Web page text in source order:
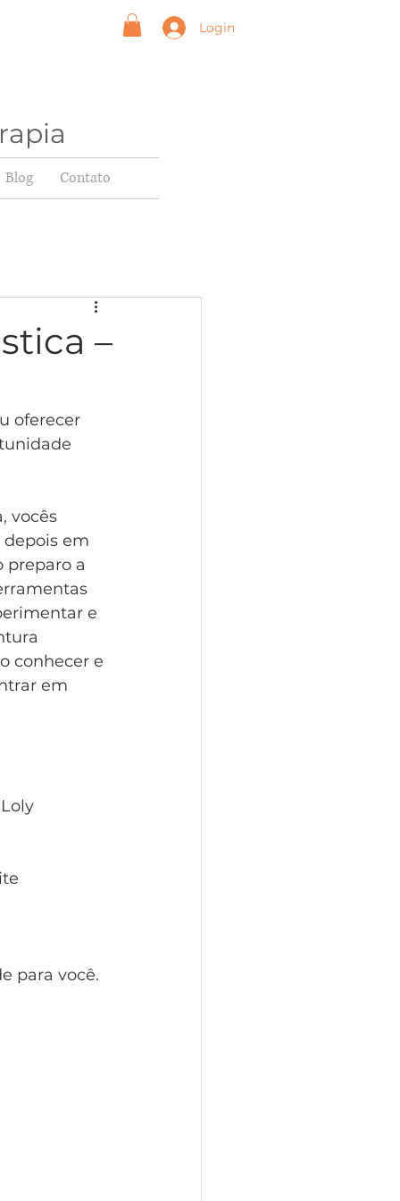
Login
Blog Contato
–
oferecer
vocês
em
preparo a
e
conhecer e
em
para você.